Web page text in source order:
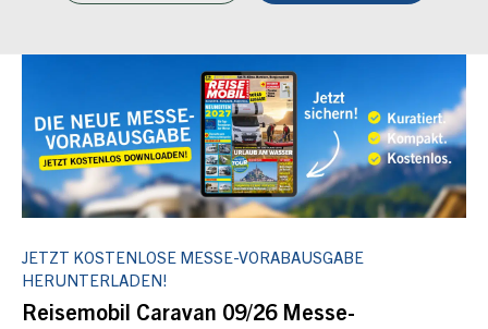
JETZT KOSTENLOSE MESSE-VORABAUSGABE
HERUNTERLADEN!
Reisemobil Caravan 09/26 Messe-